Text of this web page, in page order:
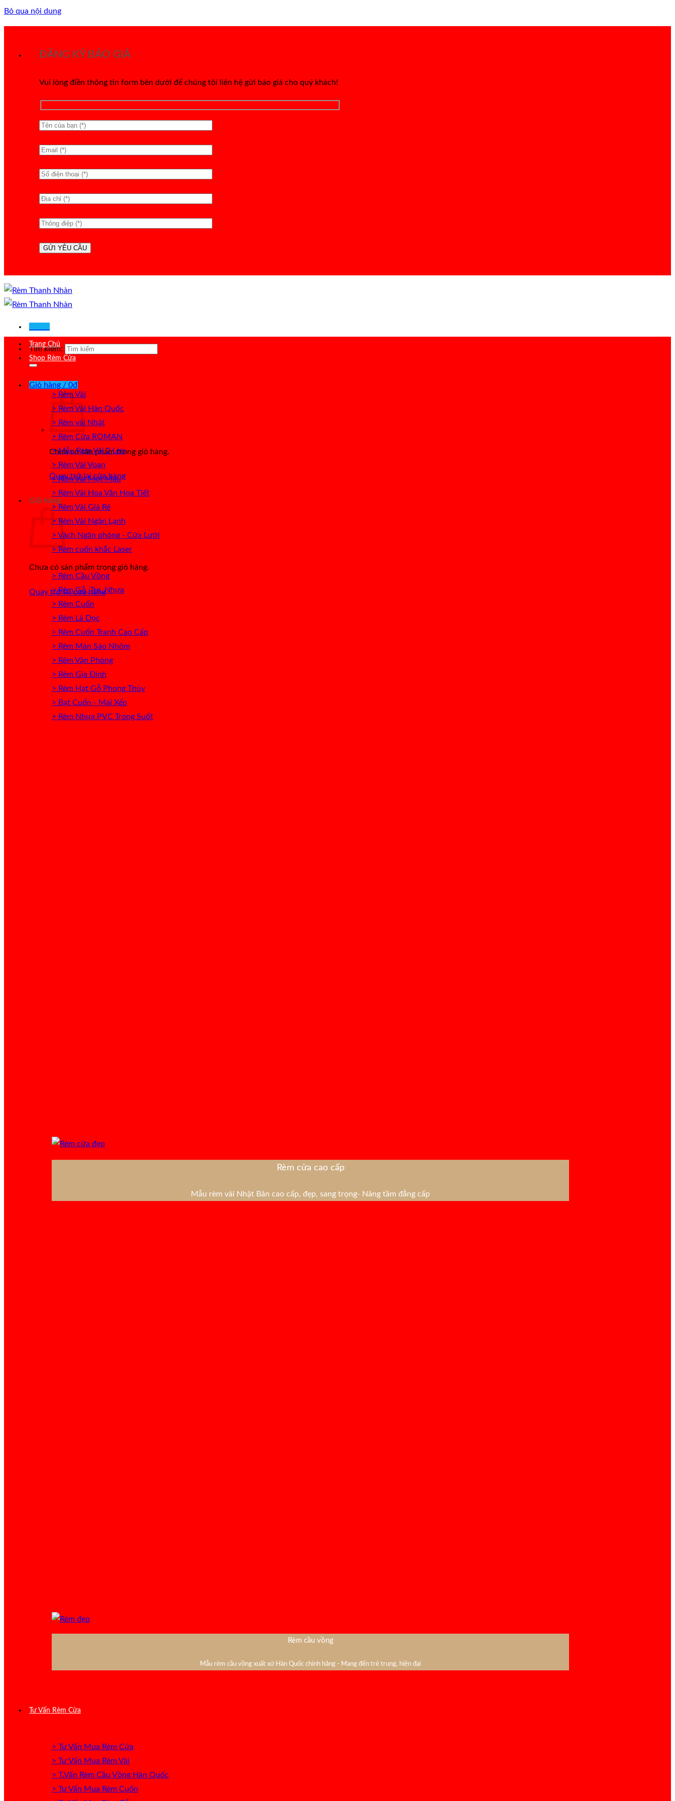
Bỏ qua nội dung
ĐĂNG KÝ BÁO GIÁ
Vui lòng điền thông tin form bên dưới để chúng tôi liên hệ gửi báo giá cho quý khách!
Tìm kiếm:
Giỏ hàng / 0₫
Chưa có sản phẩm trong giỏ hàng.
Quay trở lại cửa hàng
Giỏ hàng
Chưa có sản phẩm trong giỏ hàng.
Quay trở lại cửa hàng
Trang Chủ
Shop Rèm Cửa
> Rèm Vải
> Rèm Vải Hàn Quốc
> Rèm vải Nhật
> Rèm Cửa ROMAN
> Mẫu Rèm Vải 2 Lớp
> Rèm Vải Voan
> Rèm Vải Một Màu
> Rèm Vải Hoa Văn Họa Tiết
> Rèm Vải Giá Rẻ
> Rèm Vải Ngăn Lạnh
> Vách Ngăn phòng - Cửa Lưới
> Rèm cuốn khắc Laser
> Rèm Cầu Vồng
> Rèm Gỗ, Tre, Nhựa
> Rèm Cuốn
> Rèm Lá Dọc
> Rèm Cuốn Tranh Cao Cấp
> Rèm Màn Sáo Nhôm
> Rèm Văn Phòng
> Rèm Gia Đình
> Rèm Hạt Gỗ Phong Thủy
> Bạt Cuốn - Mái Xếp
> Rèm Nhựa PVC Trong Suốt
Rèm cửa cao cấp
Mẫu rèm vải Nhật Bản cao cấp, đẹp, sang trọng- Nâng tầm đẳng cấp
Rèm cầu vồng
Mẫu rèm cầu vồng xuất xứ Hàn Quốc chính hãng - Mang đến trẻ trung, hiện đại
Tư Vấn Rèm Cửa
> Tư Vấn Mua Rèm Cửa
> Tư Vấn Mua Rèm Vải
> T.Vấn Rèm Cầu Vồng Hàn Quốc
> Tư Vấn Mua Rèm Cuốn